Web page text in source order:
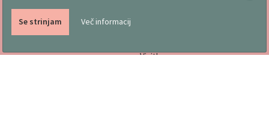
Se strinjam Več informacij
Koristni nasveti
Vizitka